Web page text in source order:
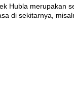
merupakan
di sekitarnya,